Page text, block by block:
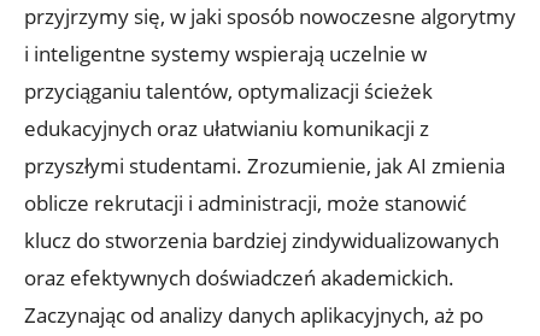
przyjrzymy się, w jaki sposób nowoczesne algorytmy
i inteligentne systemy wspierają uczelnie w
przyciąganiu talentów, optymalizacji ścieżek
edukacyjnych oraz ułatwianiu komunikacji z
przyszłymi studentami. Zrozumienie, jak AI zmienia
oblicze rekrutacji i administracji, może stanowić
klucz do stworzenia bardziej zindywidualizowanych
oraz efektywnych doświadczeń akademickich.
Zaczynając od analizy danych aplikacyjnych, aż po